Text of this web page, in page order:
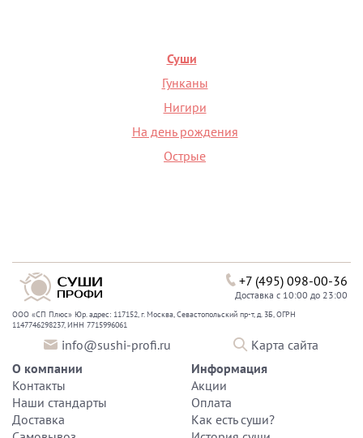
Суши
Гунканы
Нигири
На день рождения
Острые
+7 (495) 098-00-36
Доставка с 10:00 до 23:00
ООО «СП Плюс» Юр. адрес: 117152, г. Москва, Севастопольский пр-т, д. 3Б, ОГРН
1147746298237, ИНН 7715996061
info@sushi-profi.ru
Карта сайта
О компании
Контакты
Наши стандарты
Доставка
Информация
Акции
Оплата
Как есть суши?